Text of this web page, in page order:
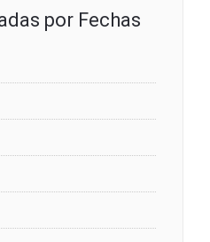
por Fechas